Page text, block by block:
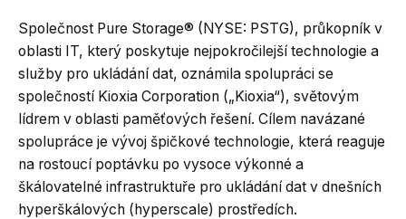
Společnost Pure Storage® (NYSE: PSTG), průkopník v
oblasti IT, který poskytuje nejpokročilejší technologie a
služby pro ukládání dat, oznámila spolupráci se
společností Kioxia Corporation („Kioxia“), světovým
lídrem v oblasti paměťových řešení. Cílem navázané
spolupráce je vývoj špičkové technologie, která reaguje
na rostoucí poptávku po vysoce výkonné a
škálovatelné infrastruktuře pro ukládání dat v dnešních
hyperškálových (hyperscale) prostředích.